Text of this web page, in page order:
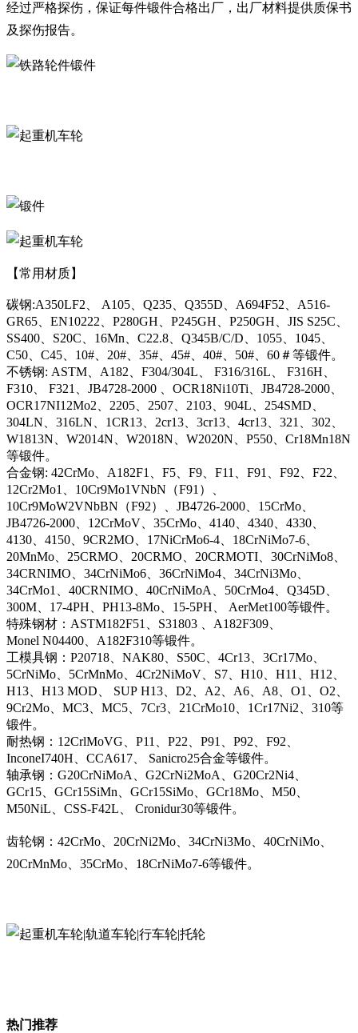
经过严格探伤，保证每件锻件合格出厂，出厂材料提供质保书
及探伤报告。
【常用材质】
碳钢:A350LF2、 A105、Q235、Q355D、A694F52、A516-
GR65、EN10222、P280GH、P245GH、P250GH、JIS S25C、
SS400、S20C、16Mn、C22.8、Q345B/C/D、1055、1045、
C50、C45、10#、20#、35#、45#、40#、50#、60＃等锻件。
不锈钢: ASTM、A182、F304/304L、 F316/316L、 F316H、
F310、 F321、JB4728-2000 、OCR18Ni10Ti、JB4728-2000、
OCR17NI12Mo2、2205、2507、2103、904L、254SMD、
304LN、316LN、1CR13、2cr13、3cr13、4cr13、321、302、
W1813N、W2014N、W2018N、W2020N、P550、Cr18Mn18N
等锻件。
合金钢: 42CrMo、A182F1、F5、F9、F11、F91、F92、F22、
12Cr2Mo1、10Cr9Mo1VNbN（F91）、
10Cr9MoW2VNbBN（F92）、JB4726-2000、15CrMo、
JB4726-2000、12CrMoV、35CrMo、4140、4340、4330、
4130、4150、9CR2MO、17NiCrMo6-4、18CrNiMo7-6、
20MnMo、25CRMO、20CRMO、20CRMOTI、30CrNiMo8、
34CRNIMO、34CrNiMo6、36CrNiMo4、34CrNi3Mo、
34CrMo1、40CRNIMO、40CrNiMoA、50CrMo4、Q345D、
300M、17-4PH、PH13-8Mo、15-5PH、 AerMet100等锻件。
特殊钢材：ASTM182F51、S31803 、A182F309、
Monel N04400、A182F310等锻件。
工模具钢：P20718、NAK80、S50C、4Cr13、3Cr17Mo、
5CrNiMo、5CrMnMo、4Cr2NiMoV、S7、H10、H11、H12、
H13、H13 MOD、 SUP H13、D2、A2、A6、A8、O1、O2、
9Cr2Mo、MC3、MC5、7Cr3、21CrMo10、1Cr17Ni2、310等
锻件。
耐热钢：12CrlMoVG、P11、P22、P91、P92、F92、
InconeI740H、CCA617、 Sanicro25合金等锻件。
轴承钢：G20CrNiMoA、G2CrNi2MoA、G20Cr2Ni4、
GCr15、GCr15SiMn、GCr15SiMo、GCr18Mo、M50、
M50NiL、CSS-F42L、 Cronidur30等锻件。
齿轮钢：42CrMo、20CrNi2Mo、34CrNi3Mo、40CrNiMo、
20CrMnMo、35CrMo、18CrNiMo7-6等锻件。
热门推荐